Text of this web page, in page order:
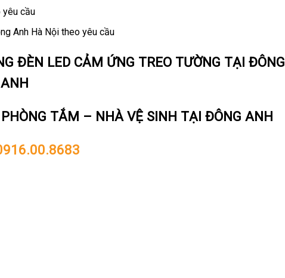
yêu cầu
Anh Hà Nội theo yêu cầu
ĐÈN LED CẢM ỨNG TREO TƯỜNG TẠI ĐÔNG
ANH
TẮM – NHÀ VỆ SINH TẠI ĐÔNG ANH